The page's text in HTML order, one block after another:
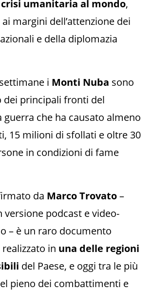
umanitaria al mondo,
margini dell’attenzione dei
e della diplomazia
i Monti Nuba sono
dei principali fronti del
che ha causato almeno
15 milioni di sfollati e oltre 30
in condizioni di fame
da Marco Trovato–
versione podcast e video-
– è un raro documento
in una delle regioni
del Paese, e oggi tra le più
pieno dei combattimenti e